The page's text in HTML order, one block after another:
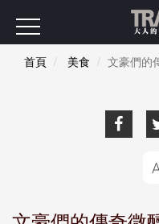
首頁 美食 文豪們的